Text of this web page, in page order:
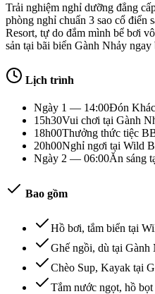
Trải nghiệm nghỉ dưỡng đẳng
phòng nghỉ chuẩn 3 sao cổ điển
Resort, tự do đắm mình bể bơi
sản tại bãi biển Gành Nhảy ngay
Lịch trình
Ngày 1 — 14:00Đón
15h30Vui chơi tại Gành
18h00Thưởng thức tiệc
20h00Nghỉ ngơi tại Wild
Ngày 2 — 06:00Ăn sáng
Bao gồm
Hồ bơi, tắm biển tại
Ghế ngồi, dù tại Gành
Chèo Sup, Kayak tại
Tắm nước ngọt, hồ bọt